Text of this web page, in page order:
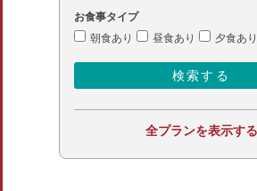
お食事タイプ
朝食あり
昼食あり 夕食あり
全プランを表示する